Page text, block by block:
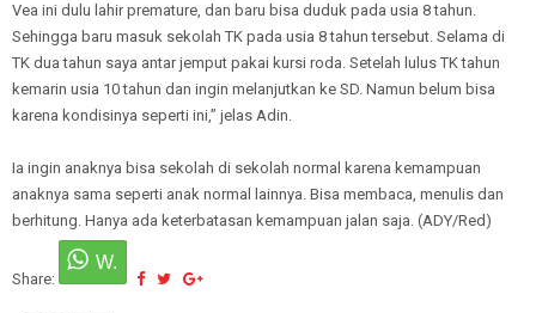
Vea ini dulu lahir premature, dan baru bisa duduk pada usia 8 tahun.
Sehingga baru masuk sekolah TK pada usia 8 tahun tersebut. Selama di
TK dua tahun saya antar jemput pakai kursi roda. Setelah lulus TK tahun
kemarin usia 10 tahun dan ingin melanjutkan ke SD. Namun belum bisa
karena kondisinya seperti ini,” jelas Adin.
Ia ingin anaknya bisa sekolah di sekolah normal karena kemampuan
anaknya sama seperti anak normal lainnya. Bisa membaca, menulis dan
berhitung. Hanya ada keterbatasan kemampuan jalan saja. (ADY/Red)
Share: